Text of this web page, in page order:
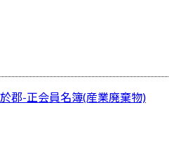
郡-正会員名簿(産業廃棄物)